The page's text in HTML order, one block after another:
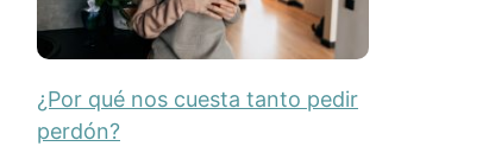
¿Por qué nos cuesta tanto pedir
perdón?